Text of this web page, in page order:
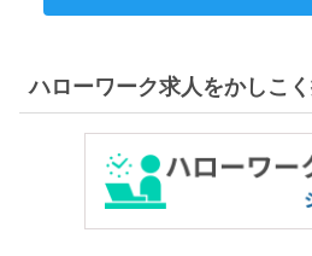
ハローワーク求人をかしこ